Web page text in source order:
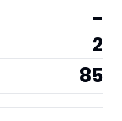
-
2
85